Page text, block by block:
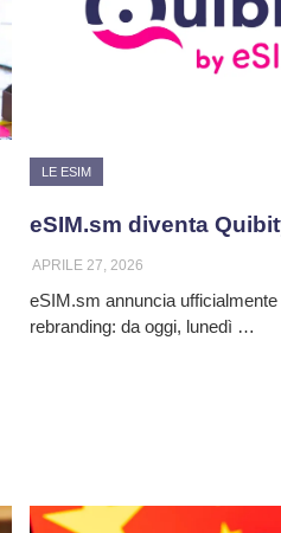
LE ESIM
eSIM.sm diventa
APRILE 27, 2026
eSIM.sm annuncia ufficialmente
rebranding: da oggi, lunedì …